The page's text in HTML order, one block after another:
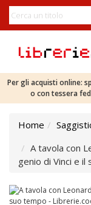
Per gli acquisti online:
o con tessera
Home
A tavola con
genio di Vinci e il